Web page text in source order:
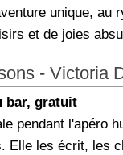
unique, au
et de joies
- Victoria
bar, gratuit
pendant l'apéro
Elle les écrit, les